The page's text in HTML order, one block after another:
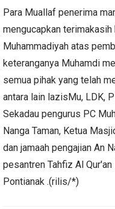
Para Muallaf penerima
mengucapkan
Muhammadiyah atas
keteranganya Muhamdi
semua pihak yang telah
antara lain lazisMu, LDK,
Sekadau pengurus PC
Nanga Taman, Ketua
dan jamaah pengajian An
pesantren Tahfiz Al
Pontianak .(rilis/*)